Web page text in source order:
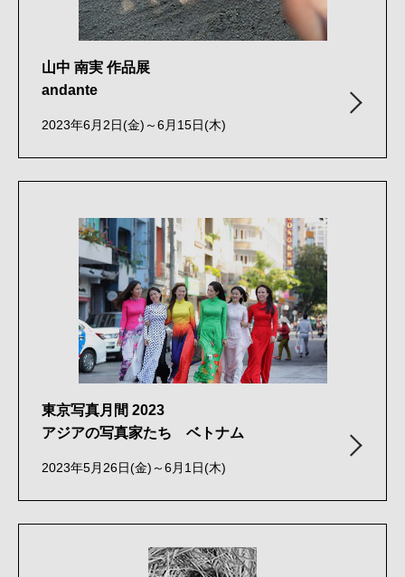
山中 南実 作品展
andante
2023年6月2日(金)～6月15日(木)
東京写真月間 2023
アジアの写真家たち ベトナム
2023年5月26日(金)～6月1日(木)